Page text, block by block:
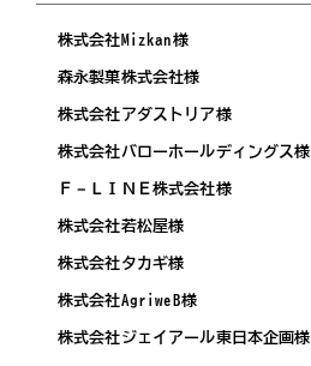
株式会社Mizkan様
森永製菓株式会社様
株式会社アダストリア様
株式会社バローホールディングス様
Ｆ－ＬＩＮＥ株式会社様
株式会社若松屋様
株式会社タカギ様
株式会社AgriweB様
株式会社ジェイアール東日本企画様